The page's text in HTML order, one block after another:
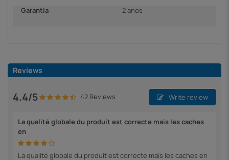
Garantia
2 anos
Reviews
4.4/5 42 Reviews Write review
La qualité globale du produit est correcte mais les caches
en
La qualité globale du produit est correcte mais les caches en